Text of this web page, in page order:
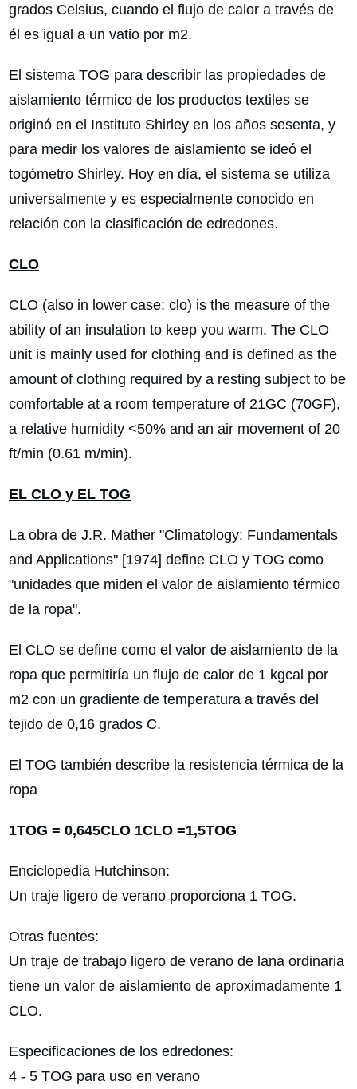
grados Celsius, cuando el flujo de calor a través de
él es igual a un vatio por m2.
El sistema TOG para describir las propiedades de
aislamiento térmico de los productos textiles se
originó en el Instituto Shirley en los años sesenta, y
para medir los valores de aislamiento se ideó el
togómetro Shirley. Hoy en día, el sistema se utiliza
universalmente y es especialmente conocido en
relación con la clasificación de edredones.
CLO
CLO (also in lower case: clo) is the measure of the
ability of an insulation to keep you warm. The CLO
unit is mainly used for clothing and is defined as the
amount of clothing required by a resting subject to be
comfortable at a room temperature of 21GC (70GF),
a relative humidity <50% and an air movement of 20
ft/min (0.61 m/min).
EL CLO y EL TOG
La obra de J.R. Mather "Climatology: Fundamentals
and Applications" [1974] define CLO y TOG como
"unidades que miden el valor de aislamiento térmico
de la ropa".
El CLO se define como el valor de aislamiento de la
ropa que permitiría un flujo de calor de 1 kgcal por
m2 con un gradiente de temperatura a través del
tejido de 0,16 grados C.
El TOG también describe la resistencia térmica de la
ropa
1TOG = 0,645CLO 1CLO =1,5TOG
Enciclopedia Hutchinson:
Un traje ligero de verano proporciona 1 TOG.
Otras fuentes:
Un traje de trabajo ligero de verano de lana ordinaria
tiene un valor de aislamiento de aproximadamente 1
CLO.
Especificaciones de los edredones:
4 - 5 TOG para uso en verano